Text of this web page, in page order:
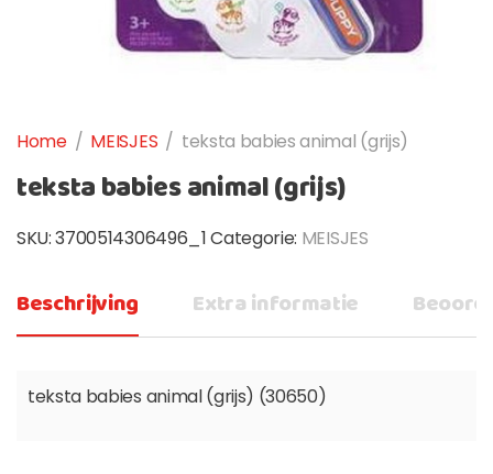
Home / MEISJES / teksta babies animal (grijs)
teksta babies animal (grijs)
SKU:3700514306496_1Categorie: MEISJES
Beschrijving Extra informatie
teksta babies animal (grijs) (30650)